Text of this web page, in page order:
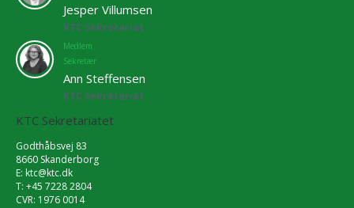
Jesper Villumsen
KTC Sekretariat
Medlem
Sekretær
Ann Steffensen
KTC Sekretariat
KTC Sekretariatet
Godthåbsvej 83
8660 Skanderborg
E: ktc@ktc.dk
T: +45 7228 2804
CVR: 1976 0014